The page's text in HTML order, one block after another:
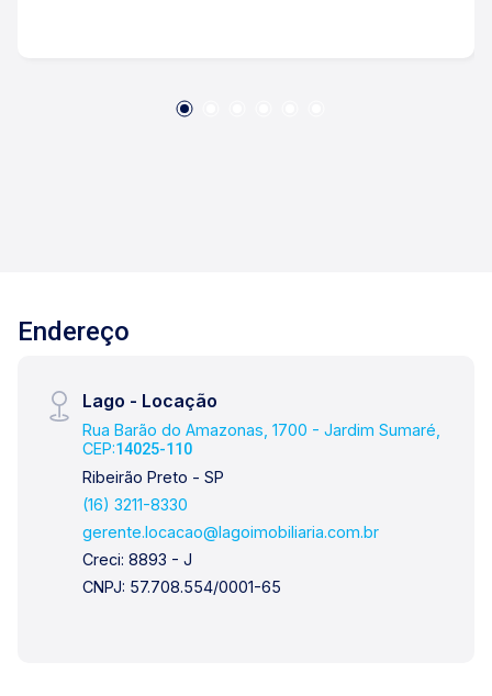
Endereço
Lago - Locação
Rua Barão do Amazonas, 1700 - Jardim Sumaré,
CEP:14025-110
Ribeirão Preto - SP
(16) 3211-8330
gerente.locacao@lagoimobiliaria.com.br
Creci: 8893 - J
CNPJ: 57.708.554/0001-65